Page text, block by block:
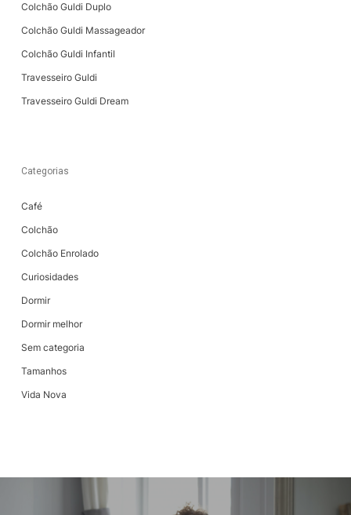
Colchão Guldi Duplo
Colchão Guldi Massageador
Colchão Guldi Infantil
Travesseiro Guldi
Travesseiro Guldi Dream
Categorias
Café
Colchão
Colchão Enrolado
Curiosidades
Dormir
Dormir melhor
Sem categoria
Tamanhos
Vida Nova